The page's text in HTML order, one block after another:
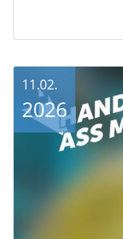
11.02.
2026